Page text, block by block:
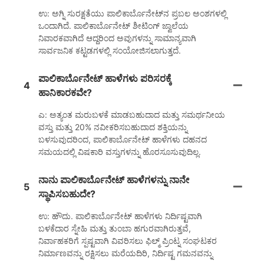
ಉ: ಅಗ್ನಿ ಸುರಕ್ಷತೆಯು ಪಾಲಿಕಾರ್ಬೊನೇಟ್‌ನ ಪ್ರಬಲ ಅಂಶಗಳಲ್ಲಿ
ಒಂದಾಗಿದೆ. ಪಾಲಿಕಾರ್ಬೊನೇಟ್ ಶೀಟಿಂಗ್ ಜ್ವಾಲೆಯ
ನಿವಾರಕವಾಗಿದೆ ಆದ್ದರಿಂದ ಅವುಗಳನ್ನು ಸಾಮಾನ್ಯವಾಗಿ
ಸಾರ್ವಜನಿಕ ಕಟ್ಟಡಗಳಲ್ಲಿ ಸಂಯೋಜಿಸಲಾಗುತ್ತದೆ.
4
ಪಾಲಿಕಾರ್ಬೊನೇಟ್ ಹಾಳೆಗಳು ಪರಿಸರಕ್ಕೆ
ಹಾನಿಕಾರಕವೇ?
ಎ: ಅತ್ಯಂತ ಮರುಬಳಕೆ ಮಾಡಬಹುದಾದ ಮತ್ತು ಸಮರ್ಥನೀಯ
ವಸ್ತು ಮತ್ತು 20% ನವೀಕರಿಸಬಹುದಾದ ಶಕ್ತಿಯನ್ನು
ಬಳಸುವುದರಿಂದ, ಪಾಲಿಕಾರ್ಬೊನೇಟ್ ಹಾಳೆಗಳು ದಹನದ
ಸಮಯದಲ್ಲಿ ವಿಷಕಾರಿ ವಸ್ತುಗಳನ್ನು ಹೊರಸೂಸುವುದಿಲ್ಲ.
5
ನಾನು ಪಾಲಿಕಾರ್ಬೊನೇಟ್ ಹಾಳೆಗಳನ್ನು ನಾನೇ
ಸ್ಥಾಪಿಸಬಹುದೇ?
ಉ: ಹೌದು. ಪಾಲಿಕಾರ್ಬೊನೇಟ್ ಹಾಳೆಗಳು ನಿರ್ದಿಷ್ಟವಾಗಿ
ಬಳಕೆದಾರ ಸ್ನೇಹಿ ಮತ್ತು ತುಂಬಾ ಹಗುರವಾಗಿರುತ್ತವೆ,
ನಿರ್ವಾಹಕರಿಗೆ ಸ್ಪಷ್ಟವಾಗಿ ವಿವರಿಸಲು ಫಿಲ್ಮ್ ಪ್ರಿಂಟ್ನ ಸಂಘಟಕರ
ನಿರ್ಮಾಣವನ್ನು ರಕ್ಷಿಸಲು ಮರೆಯದಿರಿ, ನಿರ್ದಿಷ್ಟ ಗಮನವನ್ನು